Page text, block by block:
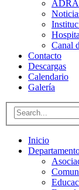
ADRA
Canal
Contacto
Descargas
Calendario
Galería
Inicio